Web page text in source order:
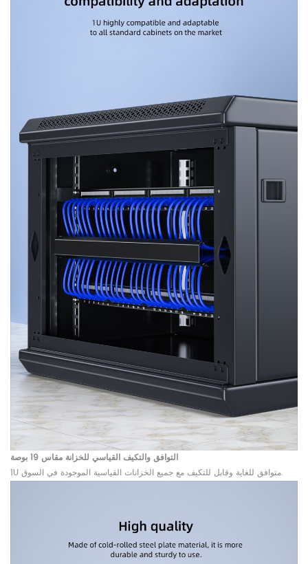
التوافق والتكيف القياسي للخزانة مقاس 19 بوصة
1U متوافق للغاية وقابل للتكيف مع جميع الخزانات القياسية الموجودة في السوق.